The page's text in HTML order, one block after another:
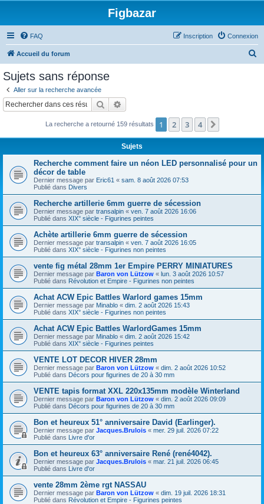
Figbazar
FAQ Connexion
Inscription
Accueil du forum
c
Sujets sans réponse
Aller sur la recherche avancée
Rechercher
La recherche a retourné 159 résultats 1 2 3 4
Sujets
Recherche comment faire un néon LED personnalisé pour un
décor de table
Dernier message par Eric61 « sam. 8 août 2026 07:53
Publié dans Divers
Recherche artillerie 6mm guerre de sécession
Dernier message par transalpin « ven. 7 août 2026 16:06
Publié dans XIX° siècle - Figurines peintes
Achète artillerie 6mm guerre de sécession
Dernier message par transalpin « ven. 7 août 2026 16:05
Publié dans XIX° siècle - Figurines non peintes
vente fig métal 28mm 1er Empire PERRY MINIATURES
Dernier message par Baron von Lützow « lun. 3 août 2026 10:57
Publié dans Révolution et Empire - Figurines non peintes
Achat ACW Epic Battles Warlord games 15mm
Dernier message par Minablo « dim. 2 août 2026 15:43
Publié dans XIX° siècle - Figurines non peintes
Achat ACW Epic Battles WarlordGames 15mm
Dernier message par Minablo « dim. 2 août 2026 15:42
Publié dans XIX° siècle - Figurines peintes
VENTE LOT DECOR HIVER 28mm
Dernier message par Baron von Lützow « dim. 2 août 2026 10:52
Publié dans Décors pour figurines de 20 à 30 mm
VENTE tapis format XXL 220x135mm modèle Winterland
Dernier message par Baron von Lützow « dim. 2 août 2026 09:09
Publié dans Décors pour figurines de 20 à 30 mm
Bon et heureux 51° anniversaire David (Earlinger).
Dernier message par Jacques.Brulois « mer. 29 juil. 2026 07:22
Publié dans Livre d'or
Bon et heureux 63° anniversaire René (rené4042).
Dernier message par Jacques.Brulois « mar. 21 juil. 2026 06:45
Publié dans Livre d'or
vente 28mm 2ème rgt NASSAU
Dernier message par Baron von Lützow « dim. 19 juil. 2026 18:31
Publié dans Révolution et Empire - Figurines peintes